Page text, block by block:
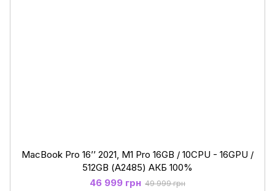
MacBook Pro 16’’ 2021, M1 Pro 16GB / 10CPU - 16GPU /
512GB (А2485) АКБ 100%
46 999 грн 49 999 грн